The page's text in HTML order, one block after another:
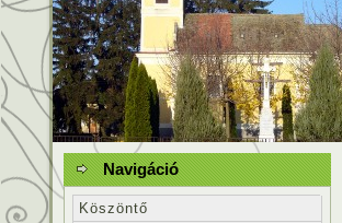
Navigáció
Köszöntő